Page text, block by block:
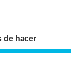
de hacer